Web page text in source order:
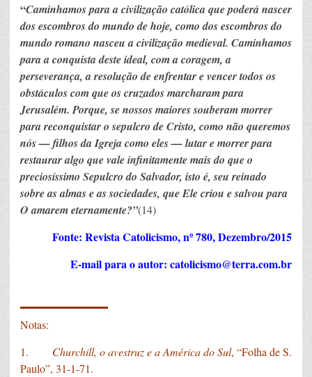
“Caminhamos para a civilização católica que poderá nascer
dos escombros do mundo de hoje, como dos escombros do
mundo romano nasceu a civilização medieval. Caminhamos
para a conquista deste ideal, com a coragem, a
perseverança, a resolução de enfrentar e vencer todos os
obstáculos com que os cruzados marcharam para
Jerusalém. Porque, se nossos maiores souberam morrer
para reconquistar o sepulcro de Cristo, como não queremos
nós — filhos da Igreja como eles — lutar e morrer para
restaurar algo que vale infinitamente mais do que o
preciosíssimo Sepulcro do Salvador, isto é, seu reinado
sobre as almas e as sociedades, que Ele criou e salvou para
O amarem eternamente?”(14)
Fonte: Revista Catolicismo, nº 780, Dezembro/2015
E-mail para o autor: catolicismo@terra.com.br
Notas:
1. Churchill, o avestruz e a América do Sul, “Folha de S.
Paulo”, 31-1-71.